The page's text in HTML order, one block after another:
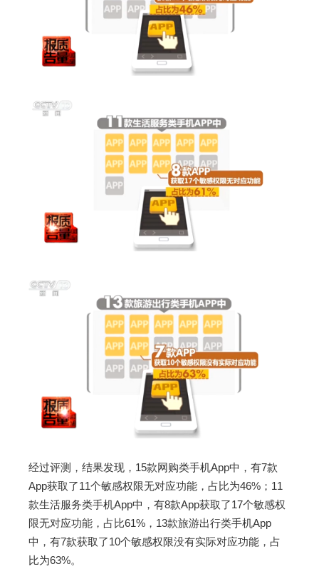
经过评测，结果发现，15款网购类手机App中，有7款
App获取了11个敏感权限无对应功能，占比为46%；11
款生活服务类手机App中，有8款App获取了17个敏感权
限无对应功能，占比61%，13款旅游出行类手机App
中，有7款获取了10个敏感权限没有实际对应功能，占
比为63%。